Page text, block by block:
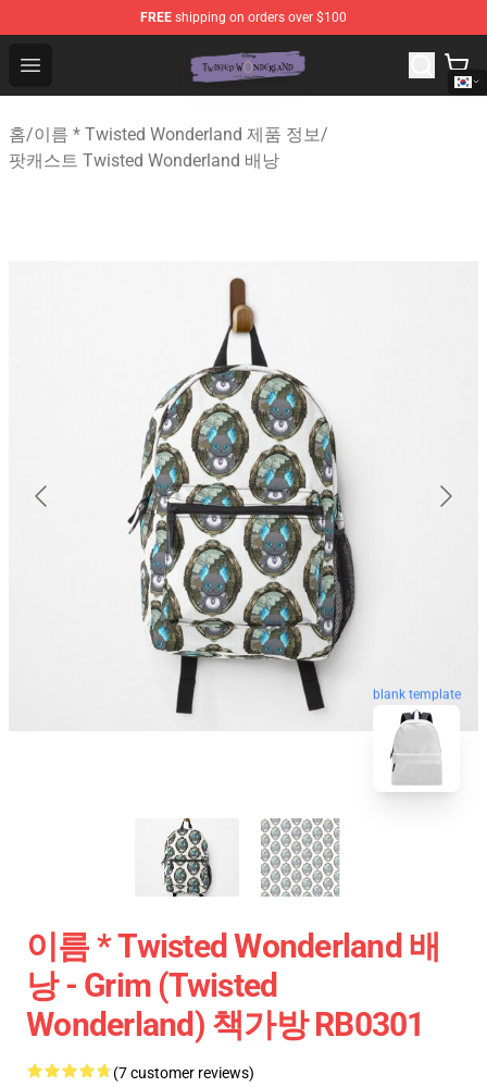
FREE shipping on orders over $100
Open menu
Twisted Wonderland Store - Official Twisted
홈/이름 * Twisted Wonderland 제품 정보/
팟캐스트 Twisted Wonderland 배낭
blank template
이름 * Twisted Wonderland 배
낭 - Grim (Twisted
Wonderland) 책가방 RB0301
(7 customer reviews)